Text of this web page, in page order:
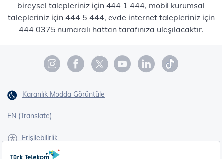
bireysel talepleriniz için 444 1 444, mobil kurumsal
talepleriniz için 444 5 444, evde internet talepleriniz için
444 0375 numaralı hattan tarafınıza ulaşılacaktır.
Karanlık Modda Görüntüle
EN (Translate)
Erişilebilirlik